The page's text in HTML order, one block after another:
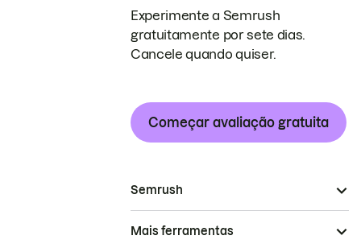
Experimente a Semrush
gratuitamente por sete dias.
Cancele quando quiser.
Começar avaliação gratuita
Semrush
Mais ferramentas